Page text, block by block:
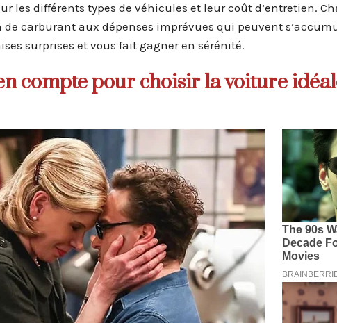
les différents types de véhicules et leur coût d’entretien.
carburant aux dépenses imprévues qui peuvent
surprises et vous fait gagner en sérénité.
compte pour choisir la voiture